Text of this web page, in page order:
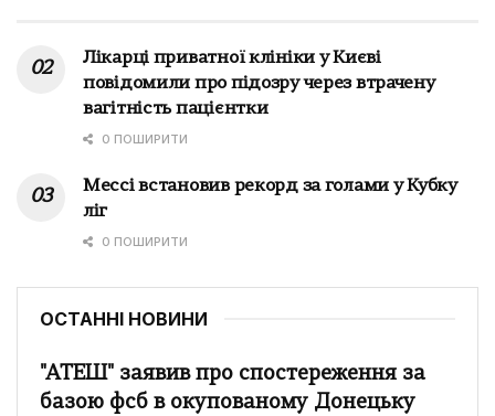
Лікарці приватної клініки у Києві
повідомили про підозру через втрачену
вагітність пацієнтки
0 ПОШИРИТИ
Мессі встановив рекорд за голами у Кубку
ліг
0 ПОШИРИТИ
ОСТАННІ НОВИНИ
"АТЕШ" заявив про спостереження за
базою фсб в окупованому Донецьку